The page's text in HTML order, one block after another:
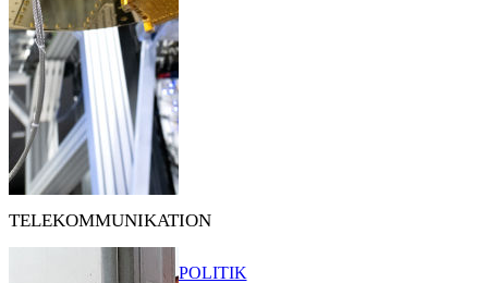
TELEKOMMUNIKATION
POLITIK